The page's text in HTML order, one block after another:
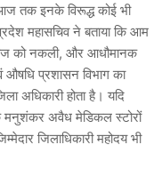
आज तक इनके विरूद्ध कोई भी
महासचिव ने बताया कि आम
को नकली, और आधौमानक
औषधि प्रशासन विभाग का
अधिकारी होता है। यदि
मनुशंकर अवैध मेडिकल स्टोरों
जिलाधिकारी महोदय भी